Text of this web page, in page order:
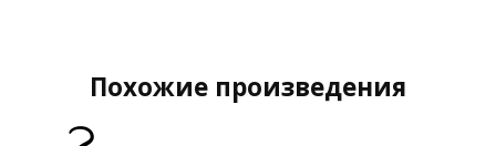
Похожие произведения